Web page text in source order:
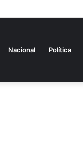
estudio sobre Alianza
Nacional Política